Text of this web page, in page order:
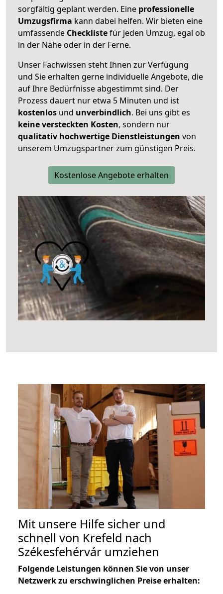
sorgfältig geplant werden. Eine professionelle
Umzugsfirma kann dabei helfen. Wir bieten eine
umfassende Checklistefür jeden Umzug, egal ob
in der Nähe oder in der Ferne.
Unser Fachwissen steht Ihnen zur Verfügung
und Sie erhalten gerne individuelle Angebote, die
auf Ihre Bedürfnisse abgestimmt sind. Der
Prozess dauert nur etwa 5 Minuten und ist
kostenlos und unverbindlich. Bei uns gibt es
keine versteckten Kosten, sondern nur
qualitativ hochwertige Dienstleistungen von
unserem Umzugspartner zum günstigen Preis.
Kostenlose Angebote erhalten
Mit unsere Hilfe sicher und
schnell von Krefeld nach
Székesfehérvár umziehen
Folgende Leistungen können Sie von unser
Netzwerk zu erschwinglichen Preise erhalten: